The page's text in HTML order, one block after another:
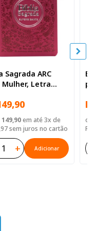
Sagrada ARC
Mulher, Letra
de Jesus
Capa
Sintético Rosa
149,90em até 3x de
sem juros no cartão
+ Adicionar
ou
R$